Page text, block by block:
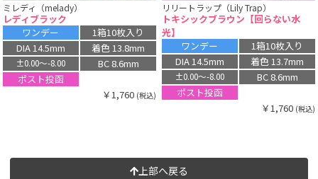
ミレディ（melady）
レディブラック
ワンデー
1箱10枚入り
DIA 14.5mm
着色 13.8mm
±0.00〜-8.00
BC 8.6mm
ポスト投函
￥1,760 (税込)
リリートラップ（Lily Trap）
トキシックブラウン【回らない水
光】
ワンデー
1箱10枚入り
DIA 14.5mm
着色 13.7mm
±0.00〜-8.00
BC 8.6mm
ポスト投函
￥1,760 (税込)
上部へ戻る